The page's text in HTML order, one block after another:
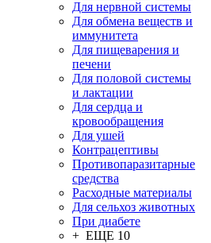
Для нервной системы
Для обмена веществ и
иммунитета
Для пищеварения и
печени
Для половой системы
и лактации
Для сердца и
кровообращения
Для ушей
Контрацептивы
Противопаразитарные
средства
Расходные материалы
Для сельхоз животных
При диабете
+ ЕЩЕ 10